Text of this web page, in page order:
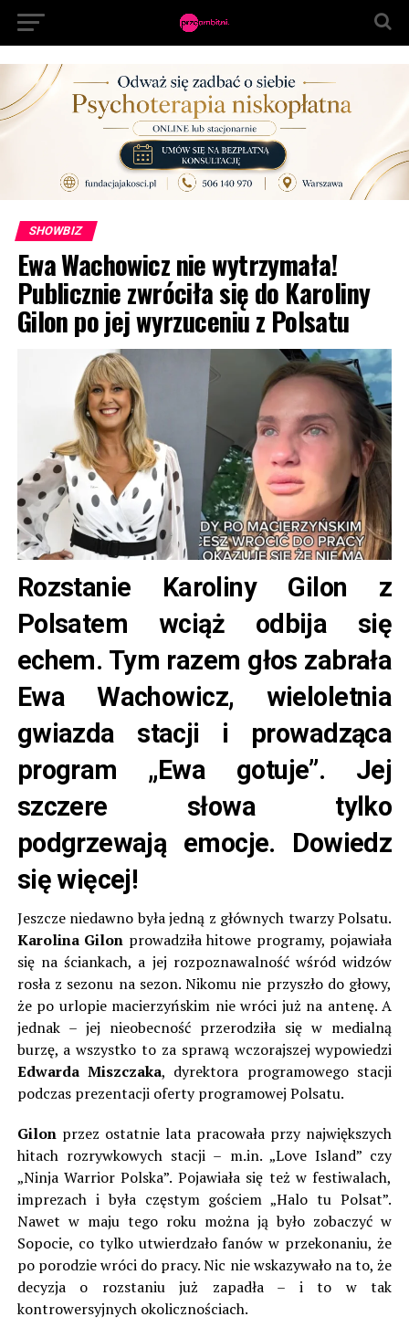
SHOWBIZ
Ewa Wachowicz nie wytrzymała!
Publicznie zwróciła się do Karoliny
Gilon po jej wyrzuceniu z Polsatu
Rozstanie Karoliny Gilon z
Polsatem wciąż odbija się
echem. Tym razem głos zabrała
Ewa Wachowicz, wieloletnia
gwiazda stacji i prowadząca
program „Ewa gotuje”. Jej
szczere słowa tylko
podgrzewają emocje. Dowiedz
się więcej!
Jeszcze niedawno była jedną z głównych twarzy Polsatu.
Karolina Gilon prowadziła hitowe programy, pojawiała
się na ściankach, a jej rozpoznawalność wśród widzów
rosła z sezonu na sezon. Nikomu nie przyszło do głowy,
że po urlopie macierzyńskim nie wróci już na antenę. A
jednak – jej nieobecność przerodziła się w medialną
burzę, a wszystko to za sprawą wczorajszej wypowiedzi
Edwarda Miszczaka, dyrektora programowego stacji
podczas prezentacji oferty programowej Polsatu.
Gilonprzez ostatnie lata pracowała przy największych
hitach rozrywkowych stacji – m.in. „Love Island” czy
„Ninja Warrior Polska”. Pojawiała się też w festiwalach,
imprezach i była częstym gościem „Halo tu Polsat”.
Nawet w maju tego roku można ją było zobaczyć w
Sopocie, co tylko utwierdzało fanów w przekonaniu, że
po porodzie wróci do pracy. Nic nie wskazywało na to, że
decyzja o rozstaniu już zapadła – i to w tak
kontrowersyjnych okolicznościach.